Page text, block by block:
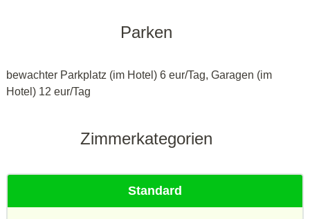
Parken
bewachter Parkplatz (im Hotel) 6 eur/Tag, Garagen (im
Hotel) 12 eur/Tag
Zimmerkategorien
Standard